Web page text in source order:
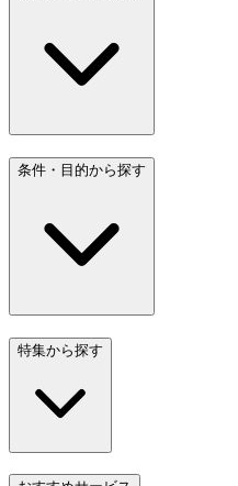
条件・目的から探す
特集から探す